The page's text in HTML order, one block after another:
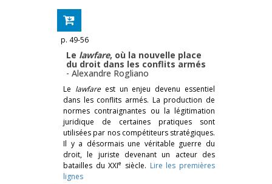
p. 49-56
Le lawfare, où la nouvelle place
du droit dans les conflits armés
- Alexandre Rogliano
Le lawfareest un enjeu devenu essentiel
dans les conflits armés. La production de
normes contraignantes ou la légitimation
juridique de certaines pratiques sont
utilisées par nos compétiteurs stratégiques.
Il y a désormais une véritable guerre du
droit, le juriste devenant un acteur des
batailles du XXIe siècle. Lire les premières
lignes